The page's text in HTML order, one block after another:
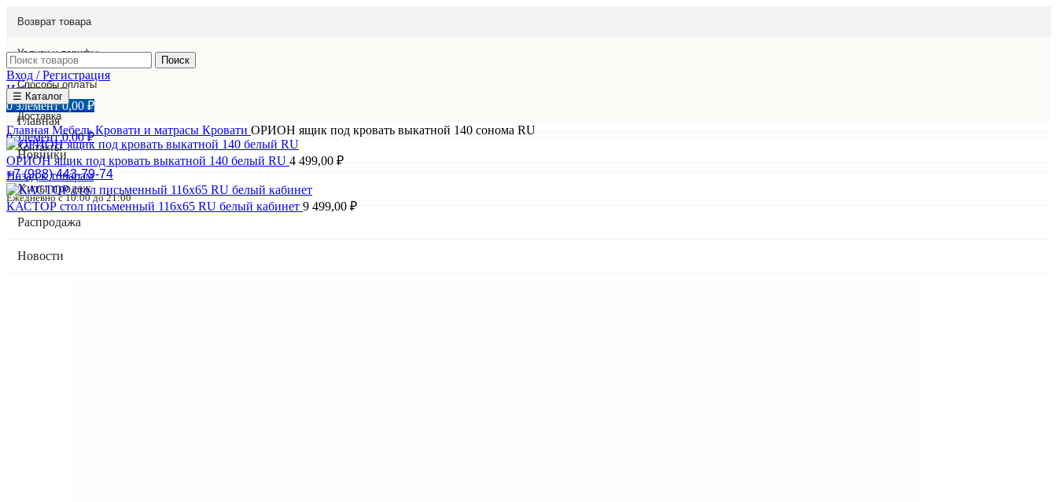
Возврат товара
Услуги и тарифы
Способы оплаты
Доставка
Контакты
+7 (988) 443-79-74
Ежедневно с 10:00 до 21:00
Поиск
Вход / Регистрация
Избранное
0элемент 0,00 ₽
0элемент 0,00₽
☰ Каталог
Главная
Новинки
Хиты продаж
Распродажа
Новости
Главная МебельКровати и матрасы Кровати ОРИОН ящик под кровать выкатной 140 сонома RU
ОРИОН ящик под кровать выкатной 140 белый RU 4 499,00 ₽
Назад к товарам
КАСТОР стол письменный 116х65 RU белый кабинет 9 499,00 ₽